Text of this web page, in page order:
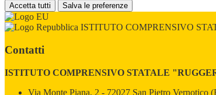
Accetta tutti Salva le preferenze
ISTITUTO COMPRENSIVO
Contatti
ISTITUTO COMPRENSIVO STATALE
Via Monte Piana, 2 - 72027 San Pietro Vernotico